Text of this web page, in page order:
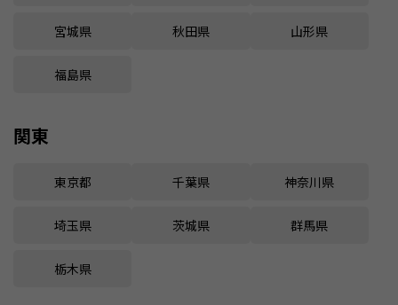
宮城県 秋田県 山形県
福島県
関東
東京都 千葉県 神奈川県
埼玉県 茨城県 群馬県
栃木県